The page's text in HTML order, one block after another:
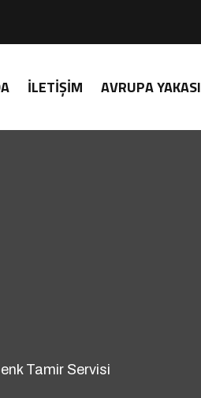
İLETIŞIM AVRUPA YAKASI
Tamir Servisi